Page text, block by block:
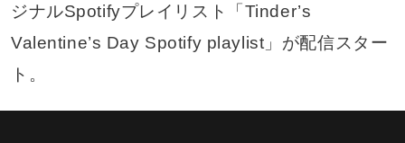
ジナルSpotifyプレイリスト「Tinder’s
Valentine’s Day Spotify playlist」が配信スター
ト。